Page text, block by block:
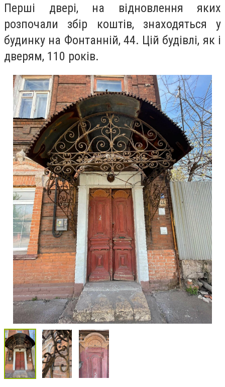
Перші двері, на відновлення яких
розпочали збір коштів, знаходяться у
будинку на Фонтанній, 44. Цій будівлі, як і
дверям, 110 років.